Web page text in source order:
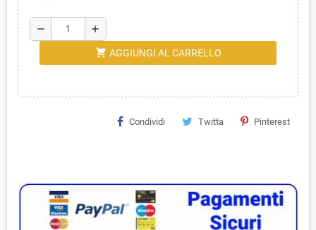
remove add
shopping_cart AGGIUNGI AL CARRELLO
Condividi Twitta Pinterest